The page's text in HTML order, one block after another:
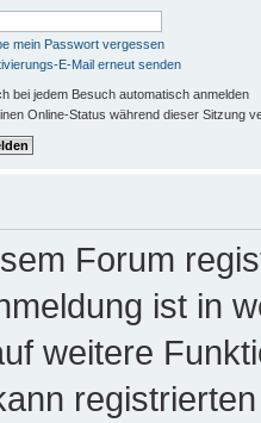
mein Passwort vergessen
E-Mail erneut senden
bei jedem Besuch automatisch anmelden
Online-Status während dieser Sitzung
Forum
ist in
weitere